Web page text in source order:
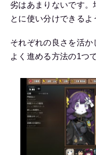
劣はあまりないです
とに使い分けできるよ
それぞれの良さを活
よく進める方法の1つで